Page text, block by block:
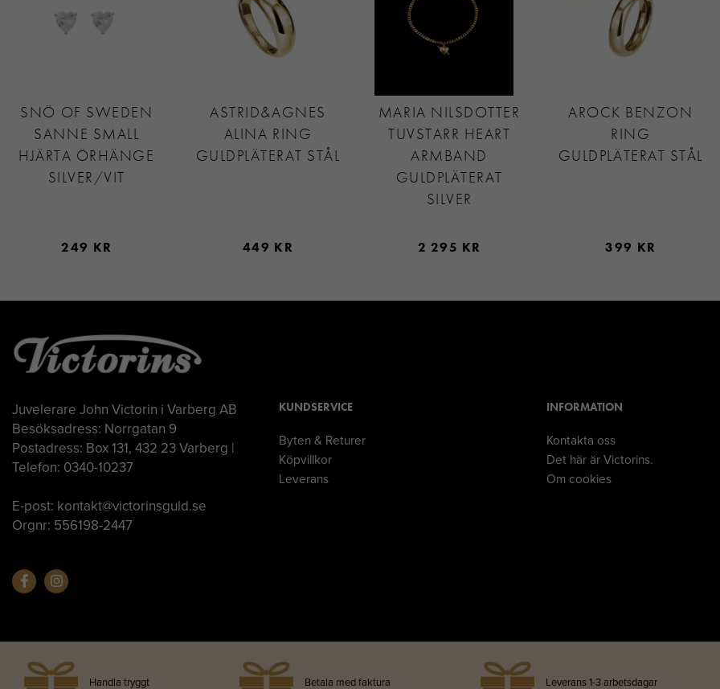
SNÖ OF SWEDEN
SANNE SMALL
HJÄRTA ÖRHÄNGE
SILVER/VIT
249 KR
ASTRID&AGNES
ALINA RING
GULDPLÄTERAT STÅL
449 KR
MARIA NILSDOTTER
TUVSTARR HEART
ARMBAND
GULDPLÄTERAT
SILVER
2 295 KR
AROCK BENZON
RING
GULDPLÄTERAT STÅL
399 KR
Juvelerare John Victorin i Varberg AB
Besöksadress: Norrgatan 9
Postadress: Box 131, 432 23 Varberg |
Telefon: 0340-10237
E-post: kontakt@victorinsguld.se
Orgnr: 556198-2447
KUNDSERVICE
Byten & Returer
Köpvillkor
Leverans
INFORMATION
Kontakta oss
Det här är Victorins.
Om cookies
Handla tryggt Betala med faktura Leverans 1-3 arbetsdagar